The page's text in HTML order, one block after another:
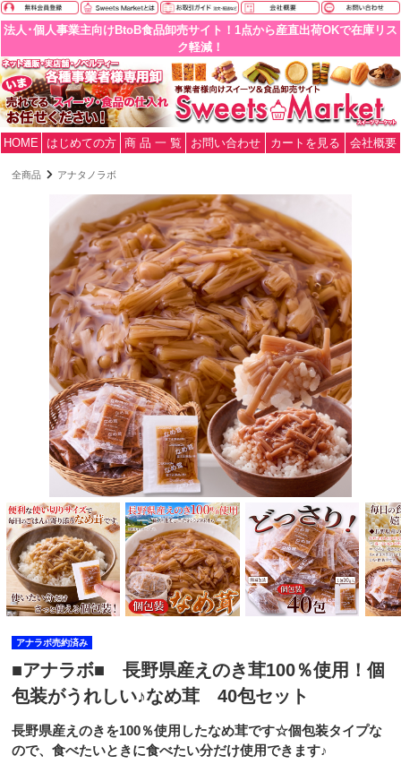
法人･個人事業主向けBtoB食品卸売サイト！1点から産直出荷OKで在庫リス
ク軽減！
HOME はじめての方 商 品 一 覧 お問い合わせ カートを見る 会社概要
全商品 アナタノラボ
アナラボ売約済み
■アナラボ■ 長野県産えのき茸100％使用！個
包装がうれしい♪なめ茸 40包セット
長野県産えのきを100％使用したなめ茸です☆個包装タイプな
ので、食べたいときに食べたい分だけ使用できます♪